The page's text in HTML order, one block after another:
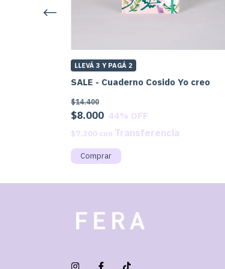
SALE - Cuaderno Cosido Yo creo
$8.000
$14.400
44% OFF
LLEVÁ 3 Y PAGÁ 2
$7.200 con